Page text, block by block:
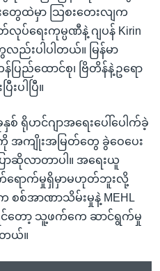
းတွေထဲမှာ သြစးတေးလျက
လုပ်ရေးကုမ္ပဏီနဲ့ ဂျပန် Kirin
ည်းပါပါတယ်။ မြန်မာ
ြည်ထောင်စု၊ ဗြိတိန်နဲ့ဥရော
ပါပြီ။
စ် ရိုဟင်ဂျာအရေးပေါ်ပေါက်ခဲ့
အကျိုးအမြတ်တွေ ခွဲဝေပေး
ဆိုလာတာပါ။ အရေးယူ
ောက်မှုရှိမှာမဟုတ်ဘူးလို့
စစ်အာဏာသိမ်းမှုနဲ့ MEHL
ော့ သူ့ဖက်ကေ ဆာင်ရွက်မှု
တယ်။